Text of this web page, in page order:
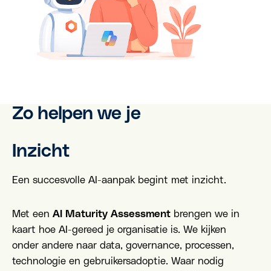
Zo helpen we je
Inzicht
Een succesvolle AI-aanpak begint met inzicht.
Met een AI Maturity Assessment brengen we in
kaart hoe AI-gereed je organisatie is. We kijken
onder andere naar data, governance, processen,
technologie en gebruikersadoptie. Waar nodig